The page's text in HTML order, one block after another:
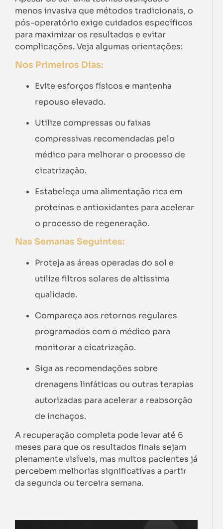
menos invasiva que métodos tradicionais, o
pós-operatório exige cuidados específicos
para maximizar os resultados e evitar
complicações. Veja algumas orientações:
Nos Primeiros Dias:
Evite esforços físicos e mantenha
repouso elevado.
Utilize compressas ou faixas
compressivas recomendadas pelo
médico para melhorar o processo de
cicatrização.
Estabeleça uma alimentação rica em
proteínas e antioxidantes para acelerar
o processo de regeneração.
Nas Semanas Seguintes:
Proteja as áreas operadas do sol e
utilize filtros solares de altíssima
qualidade.
Compareça aos retornos regulares
programados com o médico para
monitorar a cicatrização.
Siga as recomendações sobre
drenagens linfáticas ou outras terapias
autorizadas para acelerar a reabsorção
de inchaços.
A recuperação completa pode levar até 6
meses para que os resultados finais sejam
plenamente visíveis, mas muitos pacientes já
percebem melhorias significativas a partir
da segunda ou terceira semana.